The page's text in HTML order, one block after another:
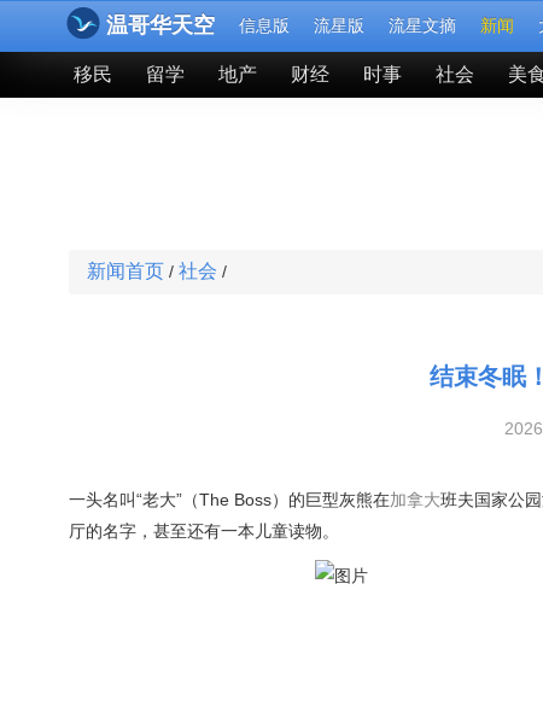
温哥华天空 信息版 流星版 流星文摘 新闻
移民 留学 地产 财经 时事 社会 美
新闻首页 / 社会 /
结束冬眠
一头名叫“老大”（The Boss）的巨型灰熊在加拿大班夫国家公
厅的名字，甚至还有一本儿童读物。